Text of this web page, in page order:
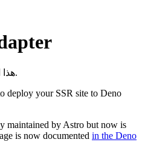
هذا المحتوى غير متوفر بلغتك بعد.
deploy your SSR site to Deno
maintained by Astro but now is
is now documented in the Deno